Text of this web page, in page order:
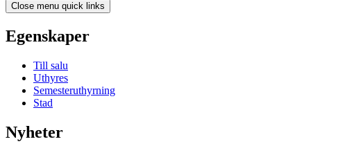
Close menu quick links
Egenskaper
Till salu
Uthyres
Semesteruthyrning
Stad
Nyheter